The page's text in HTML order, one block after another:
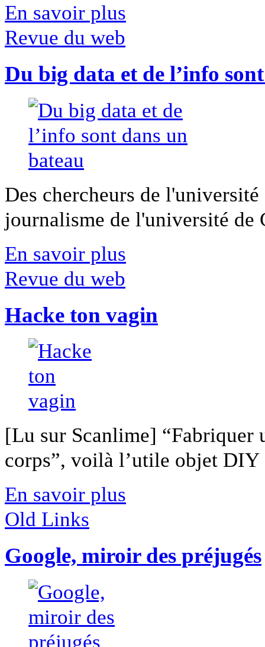
En savoir plus
Revue du web
Du big data et de l’info
Des chercheurs de
journalisme de l'université
En savoir plus
Revue du web
Hacke ton vagin
[Lu sur Scanlime] “Fabriquer
corps”, voilà l’utile objet
En savoir plus
Old Links
Google, miroir des préjugés